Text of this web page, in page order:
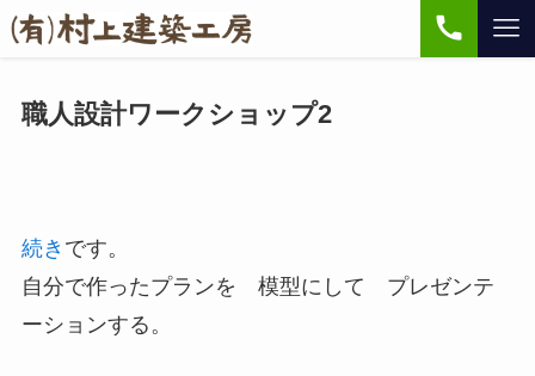
職人設計ワークショップ2
続き です。
自分で作ったプランを 模型にして プレゼンテ
ーションする。